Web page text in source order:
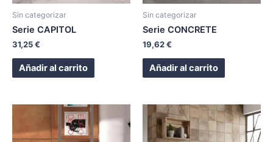
Sin categorizar
Serie CAPITOL
31,25€
Añadir al carrito
Sin categorizar
Serie CONCRETE
19,62€
Añadir al carrito